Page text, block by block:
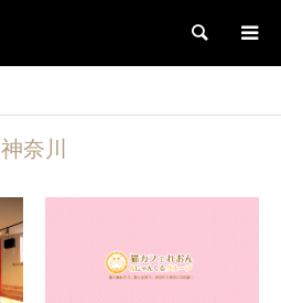
検索
神奈川